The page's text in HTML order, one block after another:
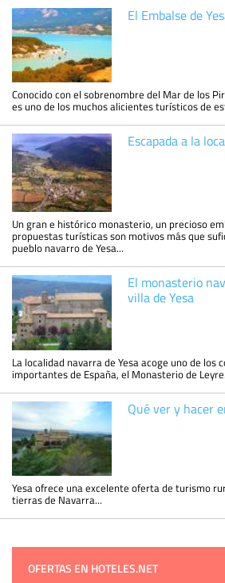
El Embalse de
Conocido con el sobrenombre del Mar de los
es uno de los muchos alicientes turísticos de
Escapada a la
Un gran e histórico monasterio, un precioso
propuestas turísticas son motivos más que
pueblo navarro de Yesa...
El monasterio
villa de Yesa
La localidad navarra de Yesa acoge uno de los
importantes de España, el Monasterio de
Qué ver y hacer
Yesa ofrece una excelente oferta de turismo
tierras de Navarra...
OFERTAS EN HOTELES.NET